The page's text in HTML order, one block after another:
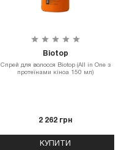
Biotop
Спрей для волосся Biotop (All in One з
протеїнами кіноа 150 мл)
2 262 грн
КУПИТИ